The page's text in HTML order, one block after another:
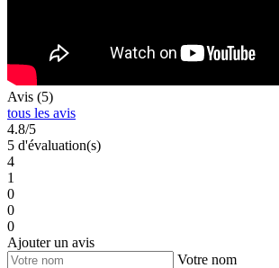
Avis (5)
tous les avis
4.8/5
5 d'évaluation(s)
4
1
0
0
0
Ajouter un avis
Votre nom